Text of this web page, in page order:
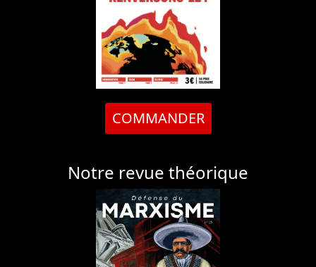
COMMANDER
Notre revue théorique